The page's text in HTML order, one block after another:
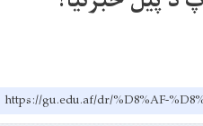
https://gu.edu.af/dr/%D8%AF-